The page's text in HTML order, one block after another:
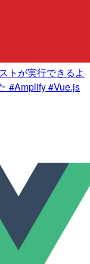
トが実行できるよ
#Amplify #Vue.js